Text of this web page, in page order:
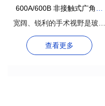
600A/600B 非接触式广角眼
底观察系统
宽阔、锐利的手术视野是玻璃
体视网膜手术成功的保证
查看更多